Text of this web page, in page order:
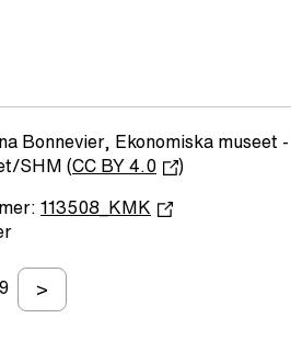
Bonnevier, Ekonomiska museet
SHM (CC BY 4.0 )
113508_KMK
>